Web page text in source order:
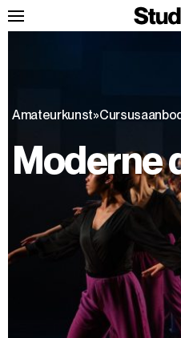
Amateurkunst»
Moderne